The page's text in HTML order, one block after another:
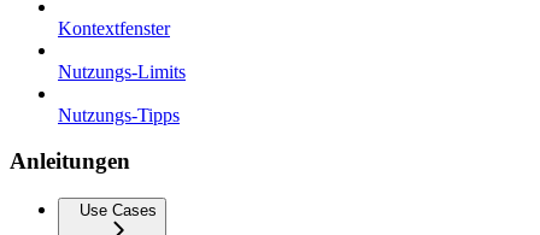
Kontextfenster
Nutzungs-Limits
Nutzungs-Tipps
Anleitungen
Use Cases